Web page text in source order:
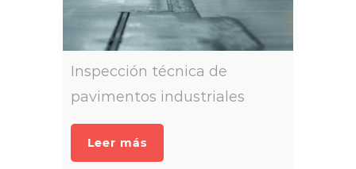
Inspección técnica de
pavimentos industriales
Leer más